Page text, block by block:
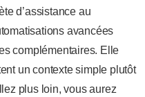
d’assistance au
avancées
complémentaires. Elle
un contexte simple plutôt
plus loin, vous aurez